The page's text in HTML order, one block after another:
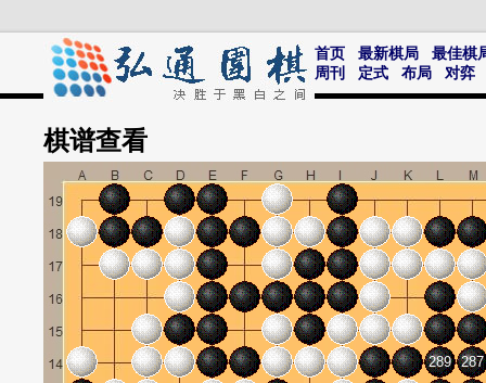
首页 最新棋局
最佳棋
周刊
定式 布局 对弈
棋谱查看
287
289